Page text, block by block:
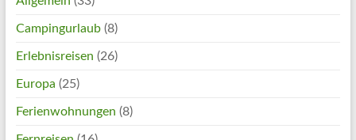
Campingurlaub(8)
Erlebnisreisen (26)
Europa (25)
Ferienwohnungen (8)